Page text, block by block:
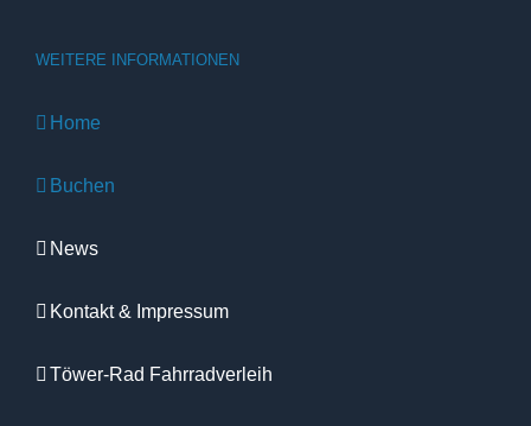
WEITERE INFORMATIONEN
Home
Buchen
News
Kontakt & Impressum
Töwer-Rad Fahrradverleih